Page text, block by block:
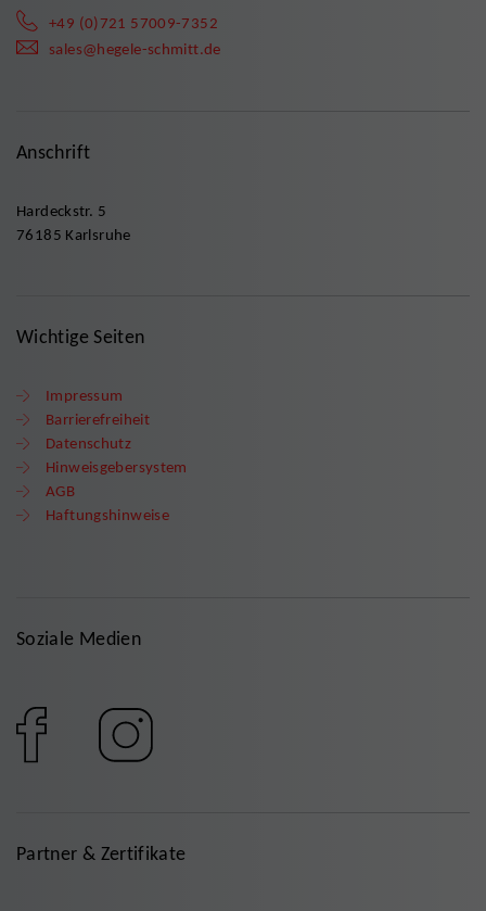
+49 (0)721 57009-7352
sales@hegele-schmitt.de
Anschrift
Hardeckstr. 5
76185 Karlsruhe
Wichtige Seiten
Impressum
Barrierefreiheit
Datenschutz
Hinweisgebersystem
AGB
Haftungshinweise
Soziale Medien
Partner & Zertifikate